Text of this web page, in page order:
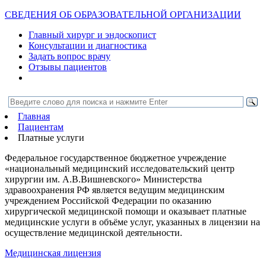
СВЕДЕНИЯ ОБ ОБРАЗОВАТЕЛЬНОЙ ОРГАНИЗАЦИИ
Главный хирург и эндоскопист
Консультации и диагностика
Задать вопрос врачу
Отзывы пациентов
Главная
Пациентам
Платные услуги
Федеральное государственное бюджетное учреждение
«национальный медицинский исследовательский центр
хирургии им. А.В.Вишневского» Министерства
здравоохранения РФ является ведущим медицинским
учреждением Российской Федерации по оказанию
хирургической медицинской помощи и оказывает платные
медицинские услуги в объёме услуг, указанных в лицензии на
осуществление медицинской деятельности.
Медицинская лицензия